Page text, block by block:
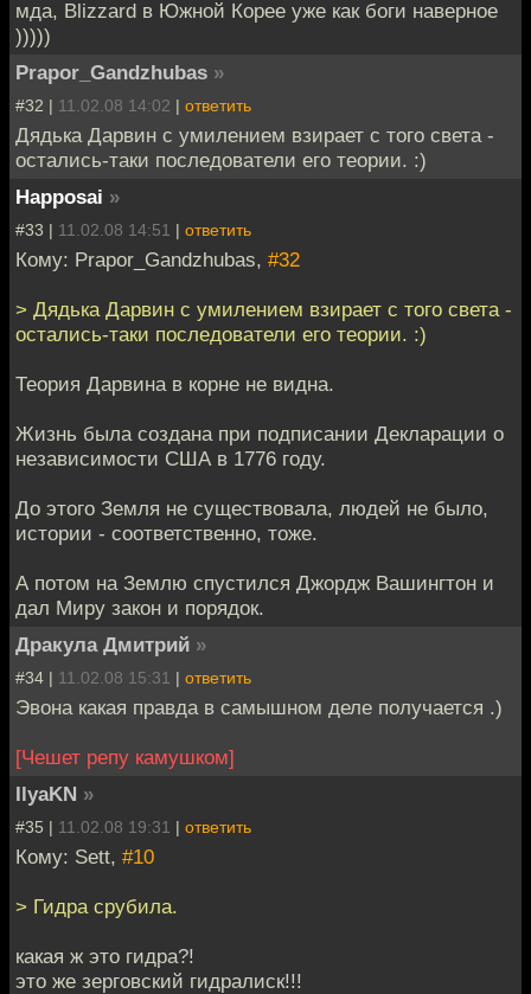
мда, Blizzard в Южной Корее уже как боги наверное
)))))
Prapor_Gandzhubas »
#32 | 11.02.08 14:02 | ответить
Дядька Дарвин с умилением взирает с того света -
остались-таки последователи его теории. :)
Happosai »
#33 | 11.02.08 14:51 | ответить
Кому: Prapor_Gandzhubas, #32
> Дядька Дарвин с умилением взирает с того света -
остались-таки последователи его теории. :)
Теория Дарвина в корне не видна.
Жизнь была создана при подписании Декларации о
независимости США в 1776 году.
До этого Земля не существовала, людей не было,
истории - соответственно, тоже.
А потом на Землю спустился Джордж Вашингтон и
дал Миру закон и порядок.
Дракула Дмитрий »
#34 | 11.02.08 15:31 | ответить
Эвона какая правда в самышном деле получается .)
[Чешет репу камушком]
IlyaKN »
#35 | 11.02.08 19:31 | ответить
Кому: Sett, #10
> Гидра срубила.
какая ж это гидра?!
это же зерговский гидралиск!!!